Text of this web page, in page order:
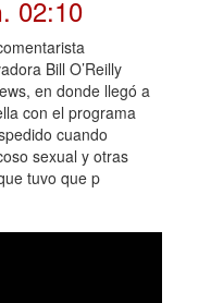
. 02:10
Bill O’Reilly
en donde llegó a
con el programa
cuando
sexual y otras
tuvo que p